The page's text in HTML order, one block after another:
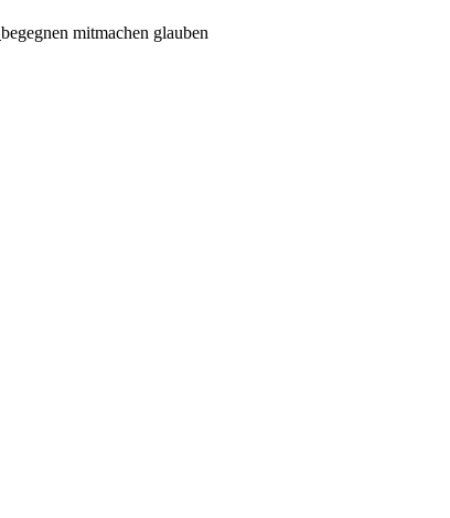
begegnen mitmachen glauben